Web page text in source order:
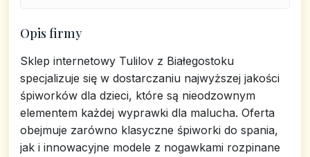
Opis firmy
Sklep internetowy Tulilov z Białegostoku
specjalizuje się w dostarczaniu najwyższej jakości
śpiworków dla dzieci, które są nieodzownym
elementem każdej wyprawki dla malucha. Oferta
obejmuje zarówno klasyczne śpiworki do spania,
jak i innowacyjne modele z nogawkami rozpinane